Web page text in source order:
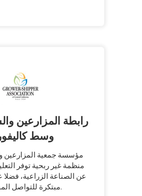
رابطة المزارعين
وسط
مؤسسة جمعية المزارعين
منظمة غير ربحية توفر
عن الصناعة الزراعية، فضلا
مبتكرة للتواصل المجتمعي.